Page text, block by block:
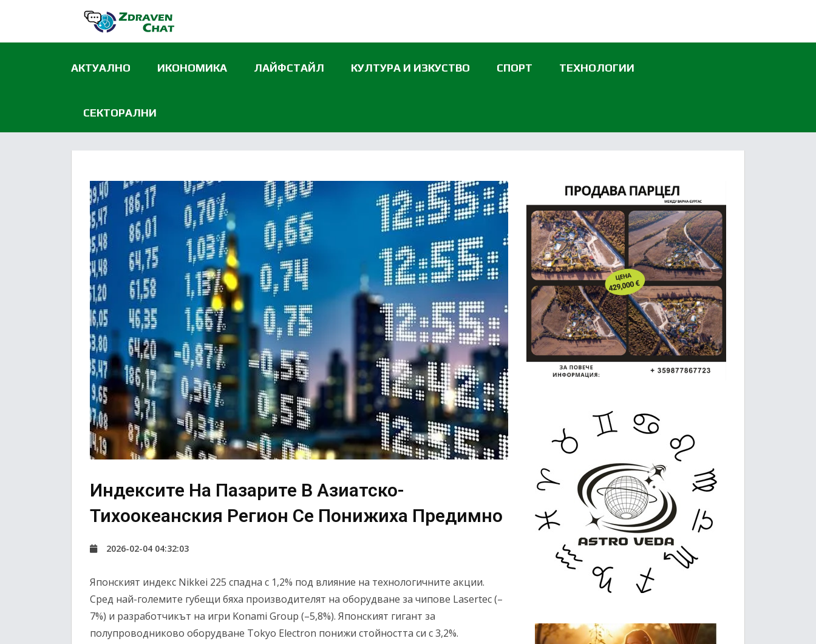
АКТУАЛНО ИКОНОМИКА ЛАЙФСТАЙЛ КУЛТУРА И ИЗКУСТВО СПОРТ ТЕХНОЛОГИИ
СЕКТОРАЛНИ
Индексите На Пазарите В Азиатско-
Тихоокеанския Регион Се Понижиха Предимно
2026-02-04 04:32:03
Японският индекс Nikkei 225 спадна с 1,2% под влияние на технологичните акции.
Сред най-големите губещи бяха производителят на оборудване за чипове Lasertec (–
7%) и разработчикът на игри Konami Group (–5,8%). Японският гигант за
полупроводниково оборудване Tokyo Electron понижи стойността си с 3,2%.